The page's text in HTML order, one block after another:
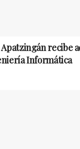
Apatzingán recibe
Informática